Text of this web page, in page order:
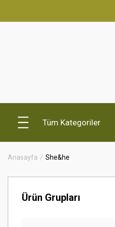
Tüm Kategoriler
Anasayfa She&he
Ürün Grupları